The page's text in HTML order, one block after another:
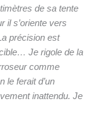
de sa tente
il s’oriente vers
précision est
Je rigole de la
comme
le ferait d’un
inattendu. Je